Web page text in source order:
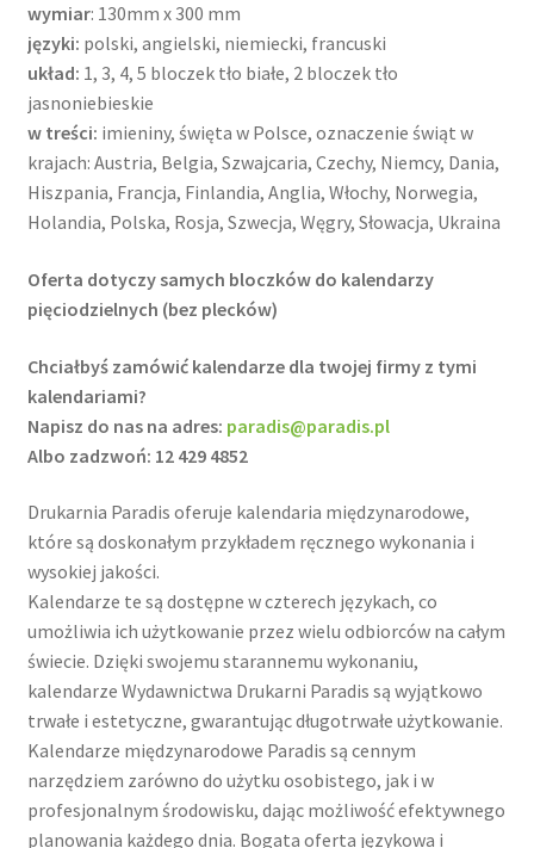
wymiar: 130mm x 300 mm
języki: polski, angielski, niemiecki, francuski
układ: 1, 3, 4, 5 bloczek tło białe, 2 bloczek tło
jasnoniebieskie
w treści: imieniny, święta w Polsce, oznaczenie świąt w
krajach: Austria, Belgia, Szwajcaria, Czechy, Niemcy, Dania,
Hiszpania, Francja, Finlandia, Anglia, Włochy, Norwegia,
Holandia, Polska, Rosja, Szwecja, Węgry, Słowacja, Ukraina
Oferta dotyczy samych bloczków do kalendarzy
pięciodzielnych (bez plecków)
Chciałbyś zamówić kalendarze dla twojej firmy z tymi
kalendariami?
Napisz do nas na adres: paradis@paradis.pl
Albo zadzwoń: 12 429 4852
Drukarnia Paradis oferuje kalendaria międzynarodowe,
które są doskonałym przykładem ręcznego wykonania i
wysokiej jakości.
Kalendarze te są dostępne w czterech językach, co
umożliwia ich użytkowanie przez wielu odbiorców na całym
świecie. Dzięki swojemu starannemu wykonaniu,
kalendarze Wydawnictwa Drukarni Paradis są wyjątkowo
trwałe i estetyczne, gwarantując długotrwałe użytkowanie.
Kalendarze międzynarodowe Paradis są cennym
narzędziem zarówno do użytku osobistego, jak i w
profesjonalnym środowisku, dając możliwość efektywnego
planowania każdego dnia. Bogata oferta językowa i